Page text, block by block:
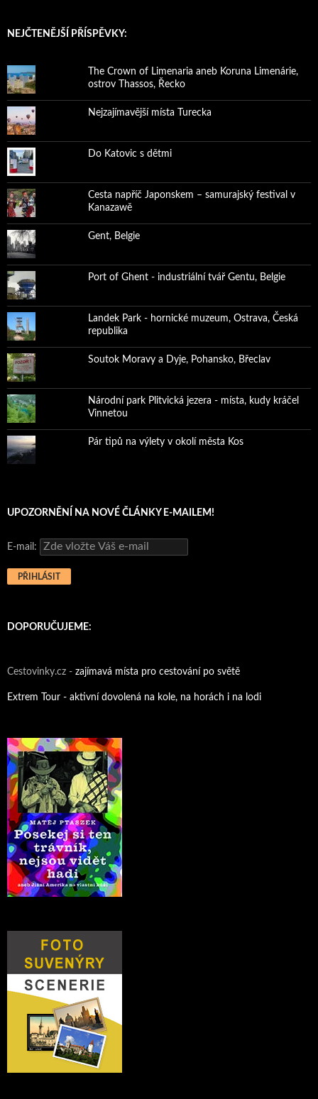
NEJČTENĚJŠÍ PŘÍSPĚVKY:
The Crown of Limenaria aneb Koruna Limenárie,
ostrov Thassos, Řecko
Nejzajímavější místa Turecka
Do Katovic s dětmi
Cesta napříč Japonskem – samurajský festival v
Kanazawě
Gent, Belgie
Port of Ghent - industriální tvář Gentu, Belgie
Landek Park - hornické muzeum, Ostrava, Česká
republika
Soutok Moravy a Dyje, Pohansko, Břeclav
Národní park Plitvická jezera - místa, kudy kráčel
Vinnetou
Pár tipů na výlety v okolí města Kos
UPOZORNĚNÍ NA NOVÉ ČLÁNKY E-MAILEM!
E-mail:
DOPORUČUJEME:
Cestovinky.cz - zajímavá místa pro cestování po světě
Extrem Tour - aktivní dovolená na kole, na horách i na lodi